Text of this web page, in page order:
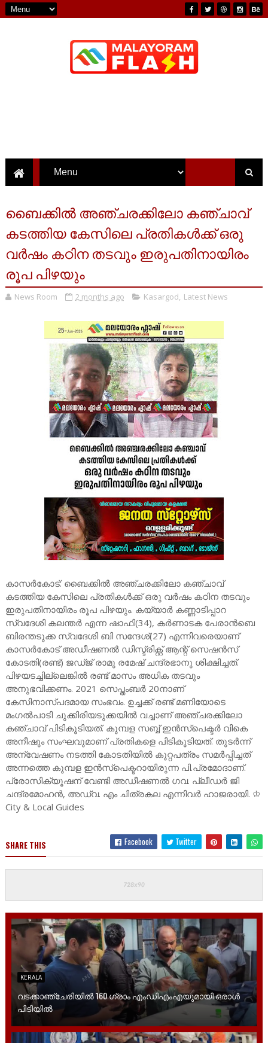
ബൈക്കിൽ അഞ്ചരക്കിലോ കഞ്ചാവ്
കടത്തിയ കേസിലെ പ്രതികൾക്ക് ഒരു
വർഷം കഠിന തടവും ഇരുപതിനായിരം
രൂപ പിഴയും
News Room 2 months ago Kasargod, Latest News
കാസർകോട്: ബൈക്കിൽ അഞ്ചരക്കിലോ കഞ്ചാവ്
കടത്തിയ കേസിലെ പ്രതികൾക്ക് ഒരു വർഷം കഠിന തടവും
ഇരുപതിനായിരം രൂപ പിഴയും. കയ്യാർ കണ്ണാടിപ്പാറ
സ്വദേശി കലന്തർ എന്ന ഷാഫി(34), കർണാടക പേരാൻബെ
ബിരന്തടുക്ക സ്വദേശി ബി സന്ദേശ്(27) എന്നിവരെയാണ്
കാസർകോട് അഡീഷണൽ ഡിസ്ട്രിക്റ്റ് ആന്റ് സെഷൻസ്
കോടതി(രണ്ട്) ജഡ്ജ് രാമു രമേഷ് ചന്ദ്രഭാനു ശിക്ഷിച്ചത്.
പിഴയടച്ചില്ലെങ്കിൽ രണ്ട് മാസം അധിക തടവും
അനുഭവിക്കണം. 2021 സെപ്തംബർ 20നാണ്
കേസിനാസ്പദമായ സംഭവം. ഉച്ചക്ക് രണ്ട് മണിയോടെ
മംഗൽപാടി ചുക്കിരിയടുക്കയിൽ വച്ചാണ് അഞ്ചരക്കിലോ
കഞ്ചാവ് പിടികൂടിയത്. കുമ്പള സബ്ബ് ഇൻസ്പെക്ടർ വികെ
അനീഷും സംഘവുമാണ് പ്രതികളെ പിടികൂടിയത്. തുടർന്ന്
അന്വേഷണം നടത്തി കോടതിയിൽ കുറ്റപത്രം സമർപ്പിച്ചത്
അന്നത്തെ കുമ്പള ഇൻസ്പെക്ടറായിരുന്ന പി.പ്രമോദാണ്.
പ്രോസിക്യൂഷന് വേണ്ടി അഡീഷണൽ ഗവ. പ്ലീഡർ ജി
ചന്ദ്രമോഹൻ, അഡ്വ. എം ചിത്രകല എന്നിവർ ഹാജരായി. ♔
City & Local Guides
SHARE THIS Facebook Twitter
KERALA
വടക്കാഞ്ചേരിയിൽ 160 ഗ്രാം എംഡിഎംഎയുമായി ഒരാൾ
പിടിയിൽ